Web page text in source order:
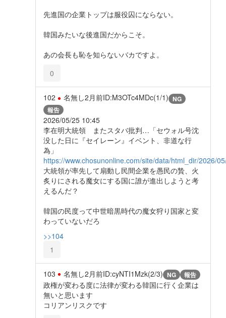
先進国の企業トップは服役囚にならない。
韓国みたいな後進国だからこそ。
あの会長も恥を知らないバカですよ。
0
102 名無し2月前ID:M3OTc4MDc(1/1) NG
報告
2026/05/25 10:45
李在明大統領 またスタバ批判…「セウォル号沈
没した日に『セイレーン』イベント、非道な行
為」
https://www.chosunonline.com/site/data/html_dir/2026/
大統領が率先して扇動し民間企業を愚民の贄、火
炙りにされる魔女にする国に誰が進出しようと考
えるんだ？
韓国の民度って中世暗黒時代の魔女狩り国家と変
わっていないだろ
>>104
1
103 名無し2月前ID:cyNTI1Mzk(2/3) NG 報告
政権が変わる度に法律が変わる韓国に行く企業は
無いと思います
コリアンリスクです